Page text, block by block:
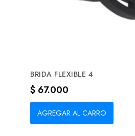
BRIDA FLEXIBLE 4
Precio
$ 67.000
AGREGAR AL CARRO